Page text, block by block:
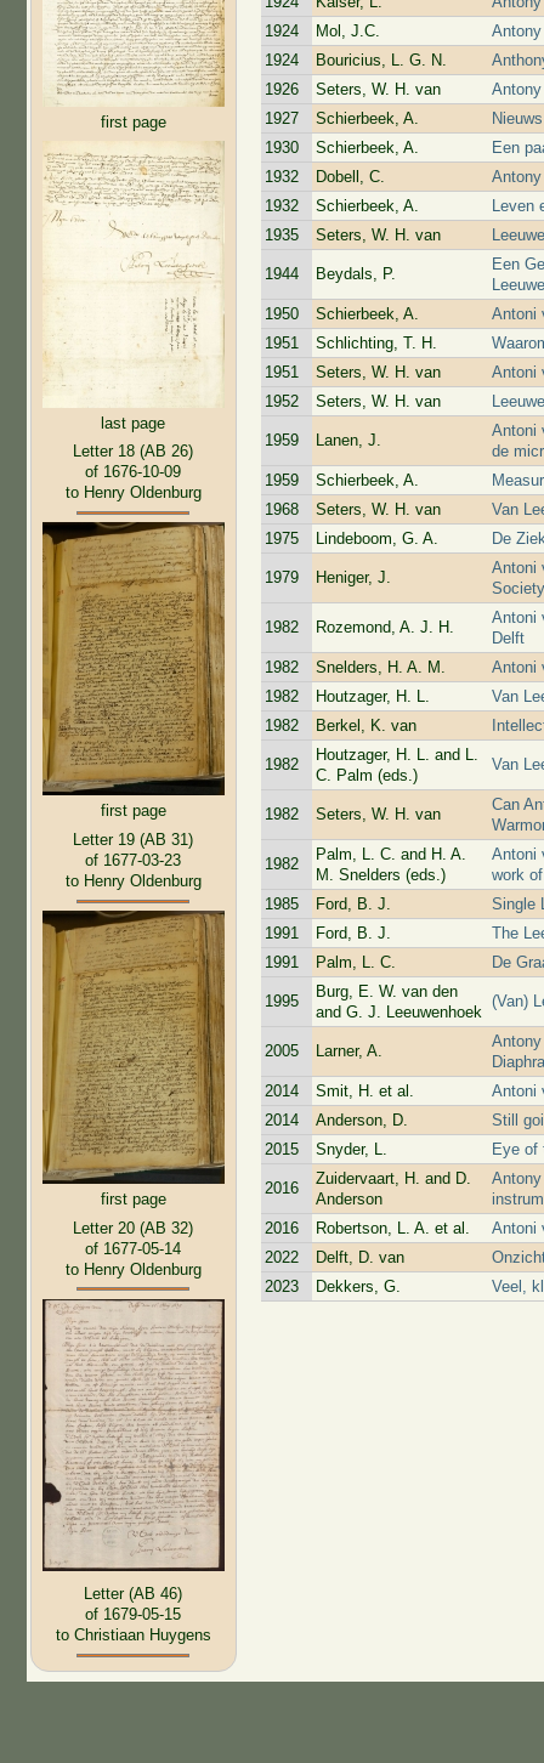
first page
last page
Letter 18 (AB 26)
of 1676-10-09
to Henry Oldenburg
first page
Letter 19 (AB 31)
of 1677-03-23
to Henry Oldenburg
first page
Letter 20 (AB 32)
of 1677-05-14
to Henry Oldenburg
Letter (AB 46)
of 1679-05-15
to Christiaan Huygens
1924
Mol, J.C.
1924
Bouricius, L. G. N.
1926
Seters, W. H. van
1927
Schierbeek, A.
1930
Schierbeek, A.
Een
1932
Dobell, C.
1932
Schierbeek, A.
Leven
1935
Seters, W. H. van
1944 Beydals, P.
Een
1950
Schierbeek, A.
Antoni
1951
Schlichting, T. H.
1951
Seters, W. H. van
Antoni
1952
Seters, W. H. van
1959 Lanen, J.
Antoni
de
1959
Schierbeek, A.
1968
Seters, W. H. van
Van
1975
Lindeboom, G. A. De
1979 Heniger, J.
Antoni
1982 Rozemond, A. J. H.
Antoni
Delft
1982
Snelders, H. A. M.
Antoni
1982
Houtzager, H. L.
Van
1982
Berkel, K. van
1982
Houtzager, H. L. and L.
C. Palm (eds.)
Van
1982 Seters, W. H. van
Can
1982
Palm, L. C. and H. A.
M. Snelders (eds.)
Antoni
work
1985
Ford, B. J.
Single
1991
Ford, B. J.
The
1991
Palm, L. C. De
1995
Burg, E. W. van den
and G. J. Leeuwenhoek
(Van)
2005 Larner, A.
2014
Smit, H. et al.
Antoni
2014
Anderson, D.
Still
2015
Snyder, L. Eye of
2016
Zuidervaart, H. and D.
Anderson
2016
Robertson, L. A. et al.
Antoni
2022
Delft, D. van
2023
Dekkers, G. Veel,